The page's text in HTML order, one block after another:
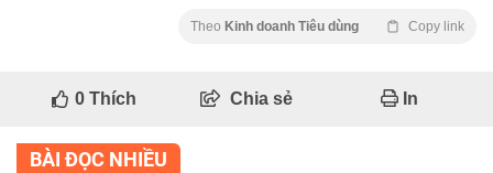
Theo Kinh doanh Tiêu dùng Copy link
0Thích Chia sẻ In
BÀI ĐỌC NHIỀU